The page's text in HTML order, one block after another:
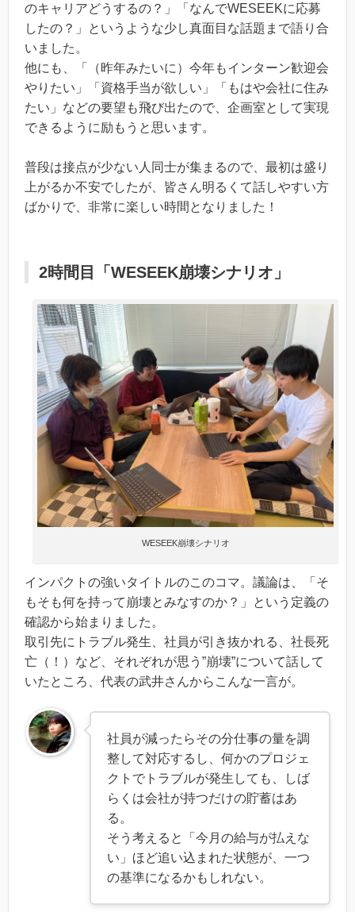
のキャリアどうするの？」「なんでWESEEKに応募
したの？」というような少し真面目な話題まで語り合
いました。
他にも、「（昨年みたいに）今年もインターン歓迎会
やりたい」「資格手当が欲しい」「もはや会社に住み
たい」などの要望も飛び出たので、企画室として実現
できるように励もうと思います。
普段は接点が少ない人同士が集まるので、最初は盛り
上がるか不安でしたが、皆さん明るくて話しやすい方
ばかりで、非常に楽しい時間となりました！
2時間目「WESEEK崩壊シナリオ」
WESEEK崩壊シナリオ
インパクトの強いタイトルのこのコマ。議論は、「そ
もそも何を持って崩壊とみなすのか？」という定義の
確認から始まりました。
取引先にトラブル発生、社員が引き抜かれる、社長死
亡（！）など、それぞれが思う”崩壊”について話して
いたところ、代表の武井さんからこんな一言が。
社員が減ったらその分仕事の量を調
整して対応するし、何かのプロジェ
クトでトラブルが発生しても、しば
らくは会社が持つだけの貯蓄はあ
る。
そう考えると「今月の給与が払えな
い」ほど追い込まれた状態が、一つ
の基準になるかもしれない。